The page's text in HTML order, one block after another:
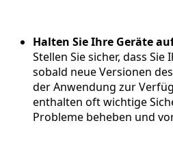
Halten Sie Ihre Geräte
Stellen Sie sicher, dass
sobald neue Versionen
der Anwendung zur
enthalten oft wichtige
Probleme beheben und